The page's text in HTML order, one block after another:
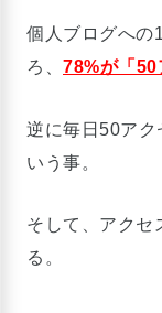
個人ブログへの
ろ、 78%が「50
逆に毎日50アク
いう事。
そして、アクセ
る。